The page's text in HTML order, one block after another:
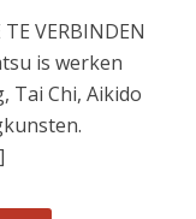
VERBINDEN
is werken
Tai Chi, Aikido